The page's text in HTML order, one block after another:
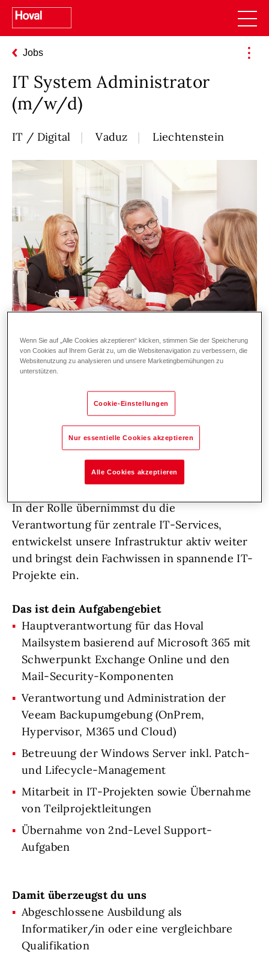
Jobs
IT System Administrator
(m/w/d)
IT / Digital Vaduz Liechtenstein
Gestalte mit uns die Zukunft unserer IT!
Bei Hoval gestalten wir die Zukunft der
Energie- und Klimatechnik mit. Damit unsere
IT-Systeme zuverlässig, sicher und
zukunftsfähig bleiben, suchen wir einen
In der Rolle übernimmst du die
Verantwortung für zentrale IT-Services,
entwickelst unsere Infrastruktur aktiv weiter
und bringst dein Fachwissen in spannende IT-
Projekte ein.
Das ist dein Aufgabengebiet
Hauptverantwortung für das Hoval
Mailsystem basierend auf Microsoft 365 mit
Schwerpunkt Exchange Online und den
Mail-Security-Komponenten
Verantwortung und Administration der
Veeam Backupumgebung (OnPrem,
Hypervisor, M365 und Cloud)
Betreuung der Windows Server inkl. Patch-
und Lifecycle-Management
Mitarbeit in IT-Projekten sowie Übernahme
von Teilprojektleitungen
Übernahme von 2nd-Level Support-
Aufgaben
Damit überzeugst du uns
Abgeschlossene Ausbildung als
Informatiker/in oder eine vergleichbare
Qualifikation
Wenn Sie auf „Alle Cookies akzeptieren“ klicken, stimmen Sie der Speicherung
von Cookies auf Ihrem Gerät zu, um die Websitenavigation zu verbessern, die
Websitenutzung zu analysieren und unsere Marketingbemühungen zu
unterstützen.
Cookie-Einstellungen
Nur essentielle Cookies akzeptieren
Alle Cookies akzeptieren